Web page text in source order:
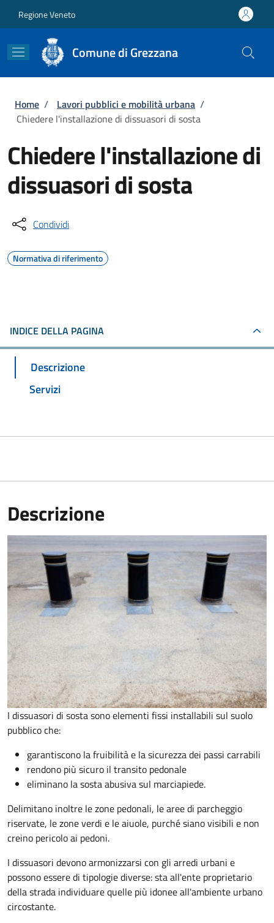
Regione Veneto
Comune di Grezzana
Briciole di pane
Home / Lavori pubblici e mobilità urbana /
Chiedere l'installazione di dissuasori di sosta
Chiedere l'installazione di
dissuasori di sosta
Condividi
Normativa di riferimento
INDICE DELLA PAGINA
Descrizione
Servizi
Descrizione
I dissuasori di sosta sono elementi fissi installabili sul suolo
pubblico che:
garantiscono la fruibilità e la sicurezza dei passi carrabili
rendono più sicuro il transito pedonale
eliminano la sosta abusiva sul marciapiede.
Delimitano inoltre le zone pedonali, le aree di parcheggio
riservate, le zone verdi e le aiuole, purché siano visibili e non
creino pericolo ai pedoni.
I dissuasori devono armonizzarsi con gli arredi urbani e
possono essere di tipologie diverse: sta all'ente proprietario
della strada individuare quelle più idonee all'ambiente urbano
circostante.